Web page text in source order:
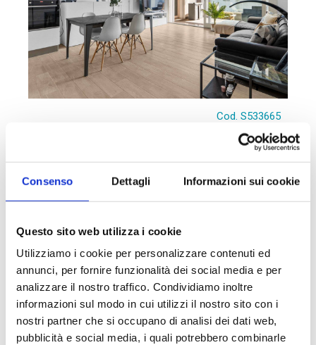
Consenso Dettagli Informazioni sui cookie
Questo sito web utilizza i cookie
Utilizziamo i cookie per personalizzare contenuti ed
annunci, per fornire funzionalità dei social media e per
analizzare il nostro traffico. Condividiamo inoltre
informazioni sul modo in cui utilizzi il nostro sito con i
nostri partner che si occupano di analisi dei dati web,
pubblicità e social media, i quali potrebbero combinarle
Cod. S533665
Luminoso quadrilocale con due terrazziA Muggiò, in
Via San Carlo, in una zona tranquilla a vocazione
proponiamo...
100 mq 1 Bagni 3 Camere
€ 300.000